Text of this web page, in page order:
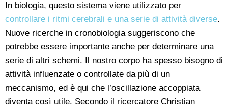
In biologia, questo sistema viene utilizzato per
controllare i ritmi cerebrali e una serie di attività diverse.
Nuove ricerche in cronobiologia suggeriscono che
potrebbe essere importante anche per determinare una
serie di altri schemi. Il nostro corpo ha spesso bisogno di
attività influenzate o controllate da più di un
meccanismo, ed è qui che l’oscillazione accoppiata
diventa così utile. Secondo il ricercatore Christian